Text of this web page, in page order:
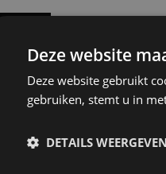
in uw inbox?
elke dinsdag
Deze website
Deze website gebruikt
gebruiken, stemt u in
DETAILS WEERGEVEN